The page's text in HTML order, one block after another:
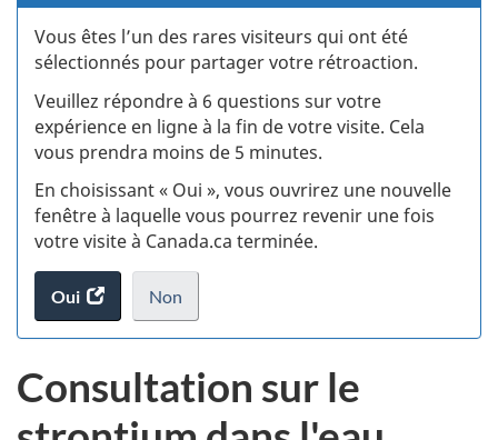
Vous êtes l’un des rares visiteurs qui ont été
sélectionnés pour partager votre rétroaction.
Veuillez répondre à 6 questions sur votre
expérience en ligne à la fin de votre visite. Cela
vous prendra moins de 5 minutes.
En choisissant « Oui », vous ouvrirez une nouvelle
fenêtre à laquelle vous pourrez revenir une fois
votre visite à Canada.ca terminée.
Oui
accéder
au
Non
je
veux
pas
participer
.
Consultation sur le